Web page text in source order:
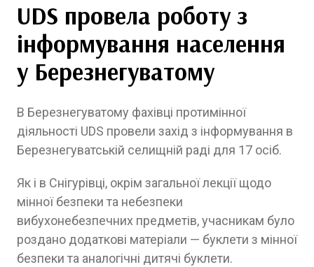
UDS провела роботу з
інформування населення
у Березнегуватому
В Березнегуватому фахівці протимінної
діяльності UDS провели захід з інформування в
Березнегуватській селищній раді для 17 осіб.
Як і в Снігурівці, окрім загальної лекції щодо
мінної безпеки та небезпеки
вибухонебезпечних предметів, учасникам було
роздано додаткові матеріали — буклети з мінної
безпеки та аналогічні дитячі буклети.